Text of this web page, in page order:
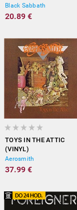
Black Sabbath
20.89 €
TOYS IN THE ATTIC
(VINYL)
Aerosmith
37.99 €